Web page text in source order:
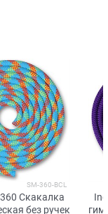
SM-360-BCL
Скакалка
без ручек